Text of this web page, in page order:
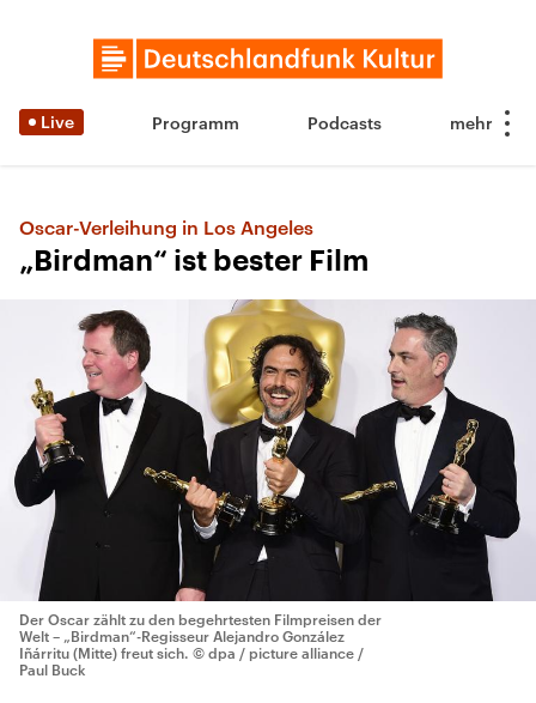
Live Programm Podcasts
Oscar-Verleihung in Los Angeles
„Birdman“ ist bester Film
Der Oscar zählt zu den begehrtesten Filmpreisen der
Welt – „Birdman“-Regisseur Alejandro González
Iñárritu (Mitte) freut sich. © dpa / picture alliance /
Paul Buck